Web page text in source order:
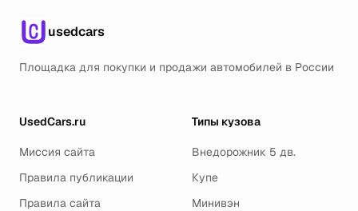
usedcars
Площадка для покупки и продажи автомобилей в России
UsedCars.ru
Миссия сайта
Правила публикации
Правила сайта
Типы кузова
Внедорожник 5 дв.
Купе
Минивэн